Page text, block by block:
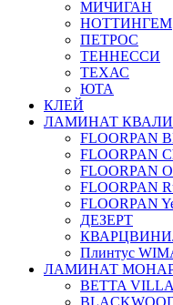
МИЧИГАН
НОТТИНГЕМ
ПЕТРОС
ТЕННЕССИ
ТЕХАС
ЮТА
КЛЕЙ
ЛАМИНАТ
FLOORPAN
FLOORPAN
FLOORPAN
FLOORPAN
FLOORPAN
ДЕЗЕРТ
Плинтус
ЛАМИНАТ
BETTA